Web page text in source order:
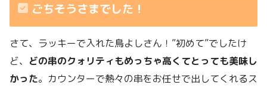
ごちそうさまでした！
さて、ラッキーで入れた鳥よしさん！”初めて”でしたけ
ど、 どの串のクォリティもめっちゃ高くてとっても美味し
かった。カウンターで熱々の串をお任せで出してくれるス